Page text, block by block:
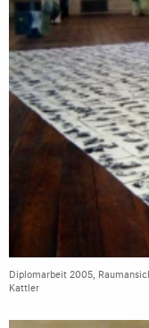
Diplomarbeit 2005,
Kattler